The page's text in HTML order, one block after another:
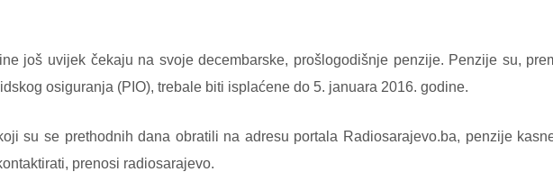
još uvijek čekaju na svoje decembarske, prošlogodišnje penzije. Penzije su,
osiguranja (PIO), trebale biti isplaćene do 5. januara 2016. godine.
su se prethodnih dana obratili na adresu portala Radiosarajevo.ba, penzije
prenosi radiosarajevo.